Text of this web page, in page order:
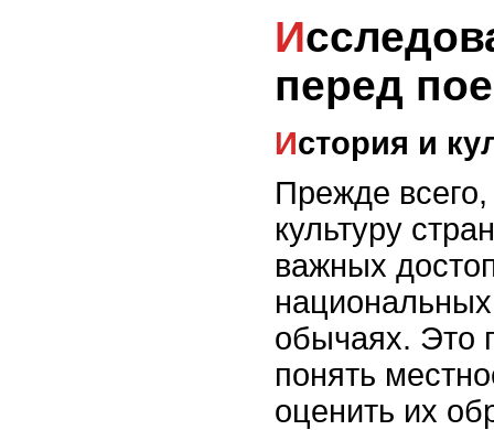
Исследование страны
перед
История и
Прежде
культуру
важных
обычаях. Это
понять
оценить их